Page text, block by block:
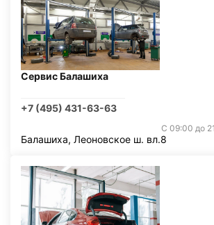
Сервис Балашиха
+7 (495) 431-63-63
С 09:00 до
Балашиха, Леоновское ш. вл.8